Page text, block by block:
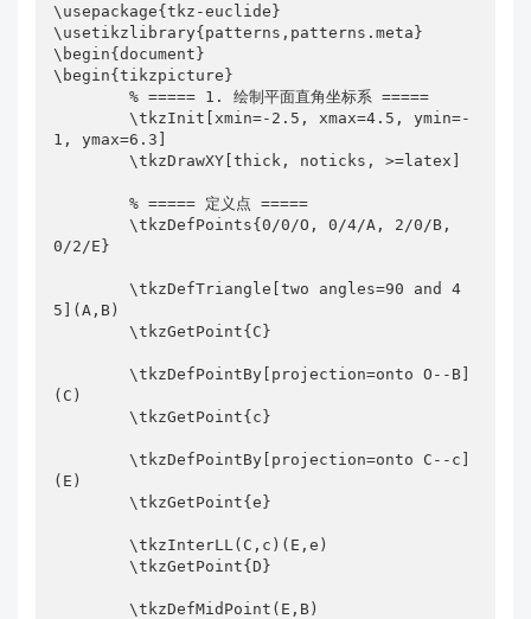
        \tkzDefPointWith[linear normed,K=-\dAM]
(M,A)
        \tkzGetPoint{Q}
        \tkzGetPoint{N}
        \tkzDrawPolygon[blue, thick](E,C,D)
k](Q,M A,D D,Q E,Q)
        \tkzLabelPoints[above right](C,N)
        \tkzLabelPoints[below left](O,M)
\usepackage{tkz-euclide}
\usetikzlibrary{patterns,patterns.meta}
\begin{document}
\begin{tikzpicture}
        % ===== 1. 绘制平面直角坐标系 =====
        \tkzInit[xmin=-2.5, xmax=4.5, ymin=-
1, ymax=6.3]
        \tkzDrawXY[thick, noticks, >=latex]
        % ===== 定义点 =====
        \tkzDefPoints{0/0/O, 0/4/A, 2/0/B,
0/2/E}
        \tkzDefTriangle[two angles=90 and 4
5](A,B)
        \tkzGetPoint{C}
        \tkzDefPointBy[projection=onto O--B]
(C)
        \tkzGetPoint{c}
        \tkzDefPointBy[projection=onto C--c]
(E)
        \tkzGetPoint{e}
        \tkzInterLL(C,c)(E,e)
        \tkzGetPoint{D}
        \tkzDefMidPoint(E,B)